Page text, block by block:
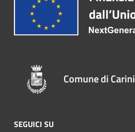
Comune di Carini
SEGUICI SU